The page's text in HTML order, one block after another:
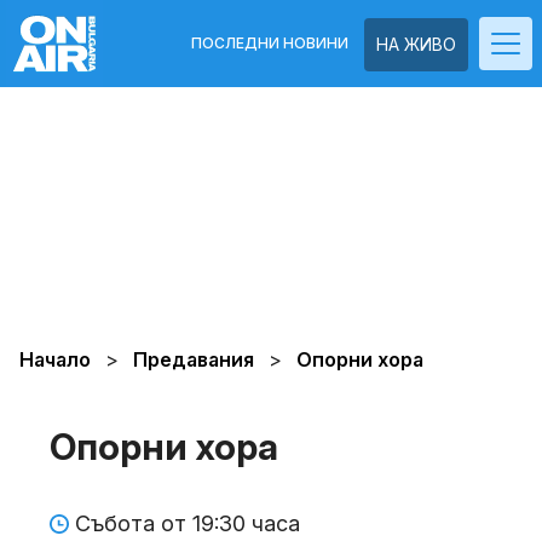
НА ЖИВО
ПОСЛЕДНИ НОВИНИ
Начало Предавания Опорни хора
Опорни хора
Събота от 19:30 часа